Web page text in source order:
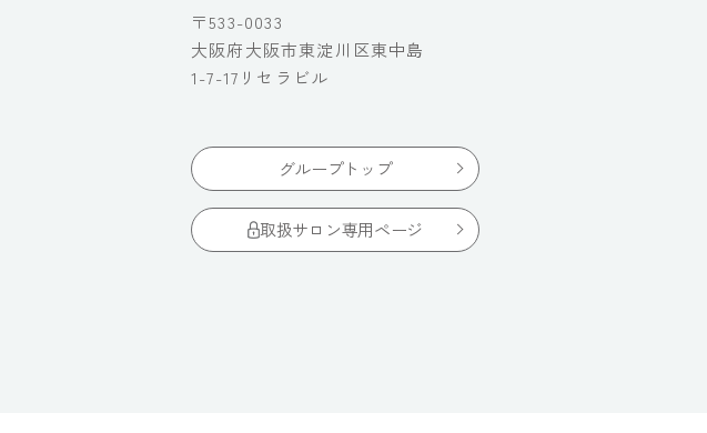
〒533-0033
大阪府大阪市東淀川区東中島
1-7-17リセラビル
グループトップ
取扱サロン専用ページ